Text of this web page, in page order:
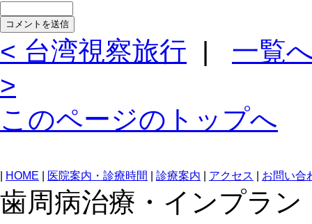
< 台湾視察旅行 | 一覧
>
このページのトップへ
HOME 医院案内・診療時間 診療案内 アクセス お問い合
歯周病治療・インプラ